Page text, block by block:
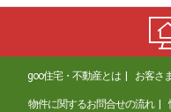
goo住宅・不動産とは お客さ
物件に関するお問合せの流れ